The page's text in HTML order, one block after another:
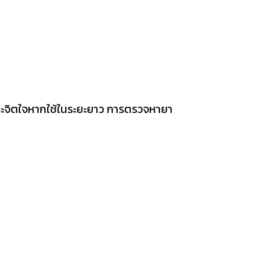
ใจหากใช้ในระยะยาว การตรวจหายา